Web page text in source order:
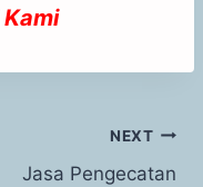
NEXT
Jasa Pengecatan